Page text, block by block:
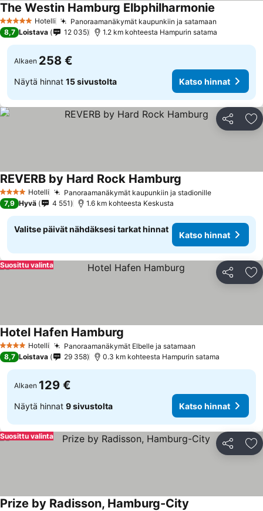
5 Tähtiluokitus
Hotelli Panoraamanäkymät kaupunkiin ja satamaan
The Westin Hamburg Elbphilharmonie
8,7 Loistava 12 035 1.2 km kohteesta Hampurin satama
Alkaen 258 €
Näytä hinnat 15 sivustolta Katso hinnat
Jaa
4 Tähtiluokitus
Hotelli Panoraamanäkymät kaupunkiin ja stadionille
REVERB by Hard Rock Hamburg
7,9 Hyvä 4 551 1.6 km kohteesta Keskusta
Valitse päivät nähdäksesi tarkat hinnat
Katso hinnat
Jaa
Suosittu valinta
4 Tähtiluokitus
Hotelli Panoraamanäkymät Elbelle ja satamaan
Hotel Hafen Hamburg
8,7 Loistava 29 358 0.3 km kohteesta Hampurin satama
Alkaen 129 €
Näytä hinnat 9 sivustolta Katso hinnat
Jaa
Suosittu valinta
Prize by Radisson, Hamburg-City